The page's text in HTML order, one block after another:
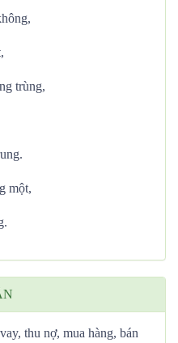
trùng,
một,
thu nợ, mua hàng, bán